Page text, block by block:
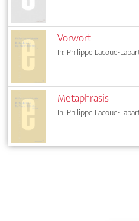
Vorwort
In: Philippe Lacoue-
Metaphrasis
In: Philippe Lacoue-